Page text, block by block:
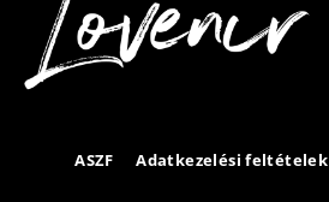
ASZF Adatkezelési feltételek